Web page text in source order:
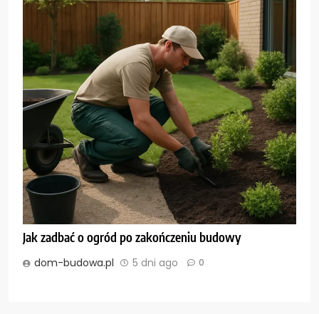
Jak zadbać o ogród po zakończeniu budowy
dom-budowa.pl 5 dni ago 0